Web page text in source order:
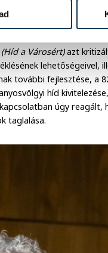
azokat az
a Városért)azt
lehetőségeivel,
további fejlesztése, a
híd
úgy reagált,
taglalása.